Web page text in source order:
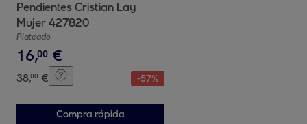
Pendientes Cristian Lay
Mujer 427820
Plateado
16,00 €
38,00 € -57%
Compra rápida